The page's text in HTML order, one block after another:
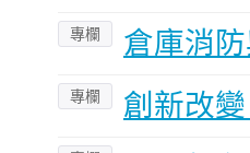
專欄 倉庫消
專欄 創新改